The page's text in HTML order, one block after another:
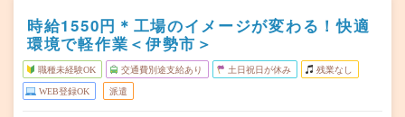
時給1550円＊工場のイメージが変わる！快適
環境で軽作業＜伊勢市＞
職種未経験OK 交通費別途支給あり 土日祝日が休み 残業なし
WEB登録OK 派遣